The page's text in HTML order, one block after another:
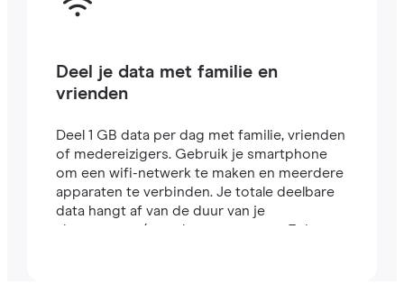
Deel je data met familie en
vrienden
Deel 1 GB data per dag met familie, vrienden
of medereizigers. Gebruik je smartphone
om een wifi-netwerk te maken en meerdere
apparaten te verbinden. Je totale deelbare
data hangt af van de duur van je
abonnement (een abonnement van 7 dagen